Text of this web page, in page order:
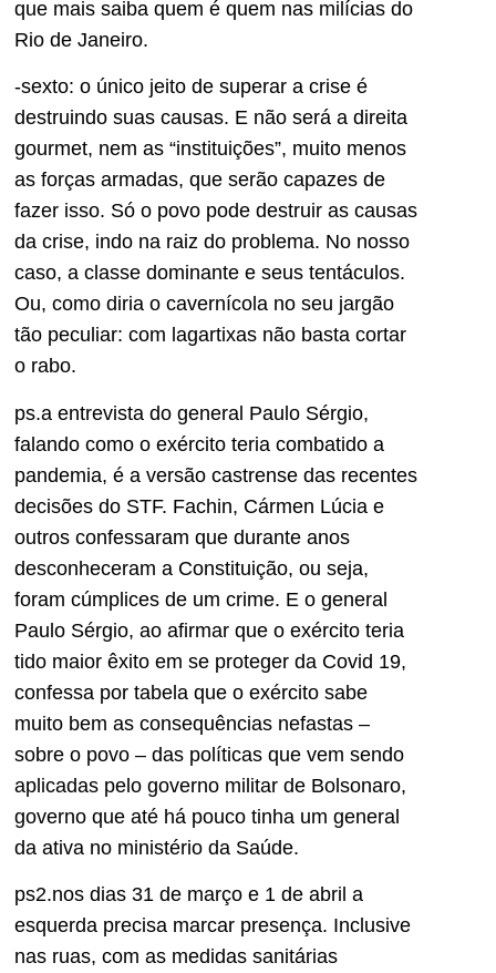
que mais saiba quem é quem nas milícias do
Rio de Janeiro.
-sexto: o único jeito de superar a crise é
destruindo suas causas. E não será a direita
gourmet, nem as “instituições”, muito menos
as forças armadas, que serão capazes de
fazer isso. Só o povo pode destruir as causas
da crise, indo na raiz do problema. No nosso
caso, a classe dominante e seus tentáculos.
Ou, como diria o cavernícola no seu jargão
tão peculiar: com lagartixas não basta cortar
o rabo.
ps.a entrevista do general Paulo Sérgio,
falando como o exército teria combatido a
pandemia, é a versão castrense das recentes
decisões do STF. Fachin, Cármen Lúcia e
outros confessaram que durante anos
desconheceram a Constituição, ou seja,
foram cúmplices de um crime. E o general
Paulo Sérgio, ao afirmar que o exército teria
tido maior êxito em se proteger da Covid 19,
confessa por tabela que o exército sabe
muito bem as consequências nefastas –
sobre o povo – das políticas que vem sendo
aplicadas pelo governo militar de Bolsonaro,
governo que até há pouco tinha um general
da ativa no ministério da Saúde.
ps2.nos dias 31 de março e 1 de abril a
esquerda precisa marcar presença. Inclusive
nas ruas, com as medidas sanitárias